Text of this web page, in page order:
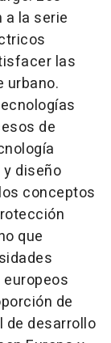
la serie
las
urbano.
de
diseño
conceptos
que
de
de desarrollo